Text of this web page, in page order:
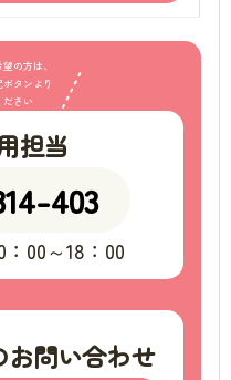
の方は、
タンより
ださい
担当
403
00～18：00
お問い合わせ